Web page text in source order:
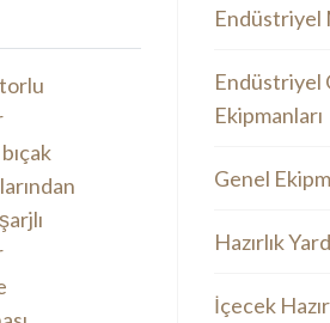
Endüstriyel
Endüstriyel
Ekipmanları
Genel
Hazırlık
İçecek